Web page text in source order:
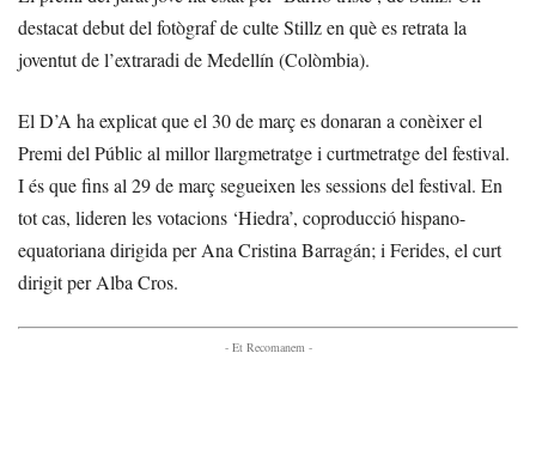
destacat debut del fotògraf de culte Stillz en què es retrata la
joventut de l’extraradi de Medellín (Colòmbia).
El D’A ha explicat que el 30 de març es donaran a conèixer el
Premi del Públic al millor llargmetratge i curtmetratge del festival.
I és que fins al 29 de març segueixen les sessions del festival. En
tot cas, lideren les votacions ‘Hiedra’, coproducció hispano-
equatoriana dirigida per Ana Cristina Barragán; i Ferides, el curt
dirigit per Alba Cros.
- Et Recomanem -